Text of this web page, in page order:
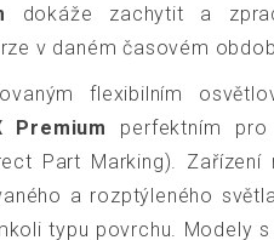
dokáže zachytit a
v daném časovém
flexibilním
Premium
perfektním
Part Marking). Zařízení
a rozptýleného
typu povrchu. Modely s